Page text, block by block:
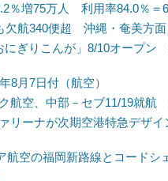
％増75万人 利用率84.0％＝
欠航340便超 沖縄・奄美方面
にぎりこんが」8/10オープン
月7日付（航空）
航空、中部－セブ11/19就航
リーナが次期空港特急デザ
航空の福岡新路線とコード